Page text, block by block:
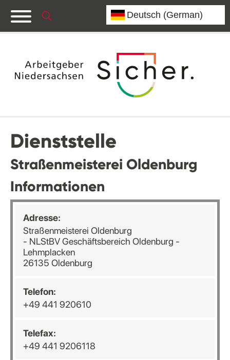
Dienststelle
Straßenmeisterei Oldenburg
Informationen
Adresse:
Straßenmeisterei Oldenburg
- NLStBV Geschäftsbereich Oldenburg -
Lehmplacken
26135 Oldenburg
Telefon:
+49 441 920610
Telefax:
+49 441 9206118